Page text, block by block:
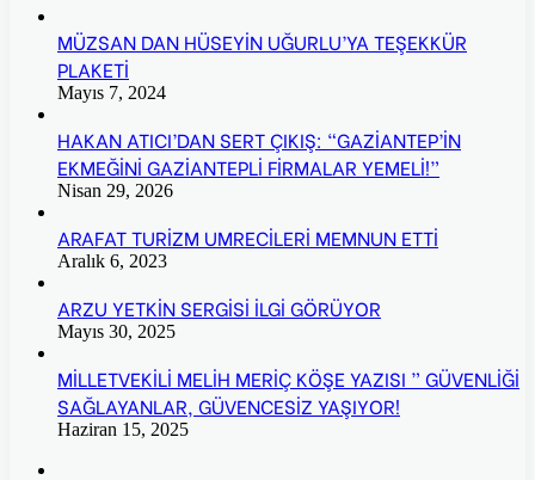
MÜZSAN DAN HÜSEYİN UĞURLU’YA TEŞEKKÜR
PLAKETİ
Mayıs 7, 2024
HAKAN ATICI’DAN SERT ÇIKIŞ: “GAZİANTEP’İN
EKMEĞİNİ GAZİANTEPLİ FİRMALAR YEMELİ!”
Nisan 29, 2026
ARAFAT TURİZM UMRECİLERİ MEMNUN ETTİ
Aralık 6, 2023
ARZU YETKİN SERGİSİ İLGİ GÖRÜYOR
Mayıs 30, 2025
MİLLETVEKİLİ MELİH MERİÇ KÖŞE YAZISI ” GÜVENLİĞİ
SAĞLAYANLAR, GÜVENCESİZ YAŞIYOR!
Haziran 15, 2025